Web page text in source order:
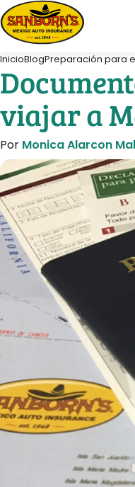
InicioBlogPreparación para
viajar a
Por Monica Alarcon